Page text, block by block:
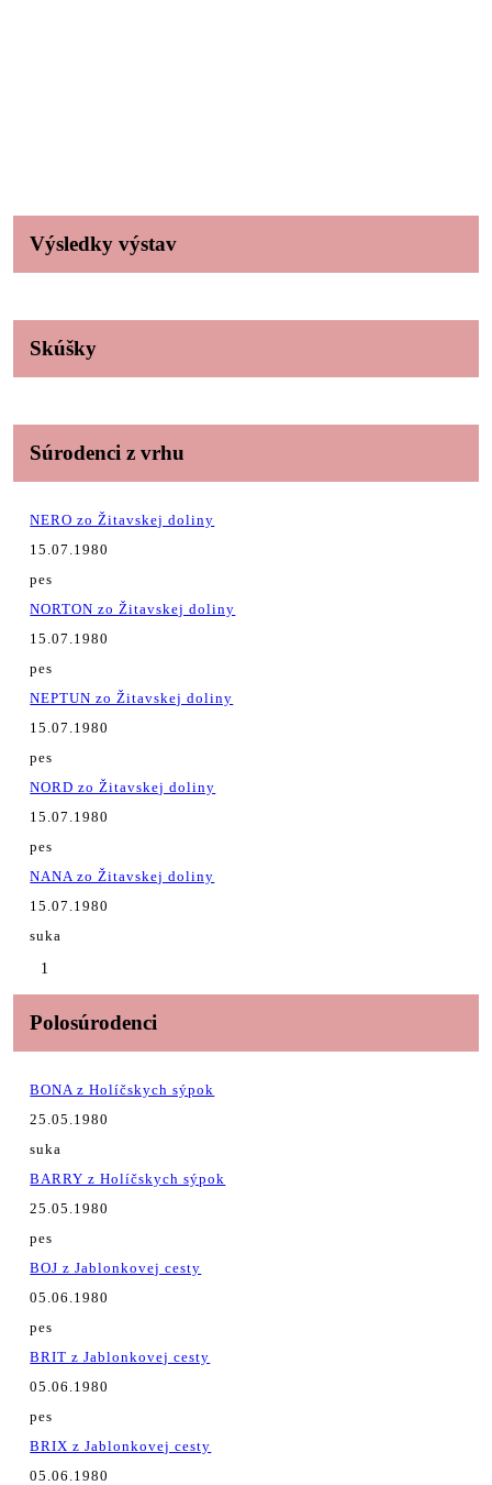
Výsledky výstav
Skúšky
Súrodenci z vrhu
NERO zo Žitavskej doliny
15.07.1980
pes
NORTON zo Žitavskej doliny
15.07.1980
pes
NEPTUN zo Žitavskej doliny
15.07.1980
pes
NORD zo Žitavskej doliny
15.07.1980
pes
NANA zo Žitavskej doliny
15.07.1980
suka
1
Polosúrodenci
BONA z Holíčskych sýpok
25.05.1980
suka
BARRY z Holíčskych sýpok
25.05.1980
pes
BOJ z Jablonkovej cesty
05.06.1980
pes
BRIT z Jablonkovej cesty
05.06.1980
pes
BRIX z Jablonkovej cesty
05.06.1980